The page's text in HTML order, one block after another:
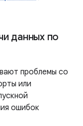
данных по
проблемы со
или
ошибок